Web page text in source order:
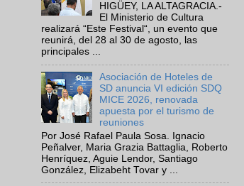
HIGÜEY, LA ALTAGRACIA.-
El Ministerio de Cultura
realizará “Este Festival“, un evento que
reunirá, del 28 al 30 de agosto, las
principales ...
Asociación de Hoteles de
SD anuncia VI edición SDQ
MICE 2026, renovada
apuesta por el turismo de
reuniones
Por José Rafael Paula Sosa. Ignacio
Peñalver, Maria Grazia Battaglia, Roberto
Henríquez, Aguie Lendor, Santiago
González, Elizabeht Tovar y ...